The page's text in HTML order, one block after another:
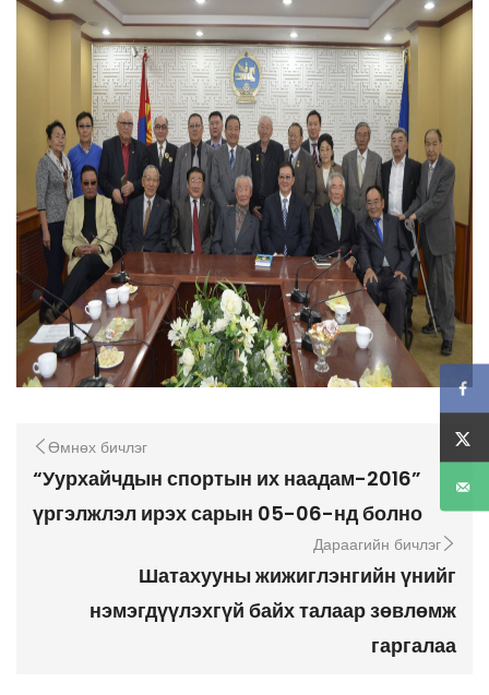
Өмнөх бичлэг
“Уурхайчдын спортын их наадам-2016”
үргэлжлэл ирэх сарын 05-06-нд болно
Дараагийн бичлэг
Шатахууны жижиглэнгийн үнийг
нэмэгдүүлэхгүй байх талаар зөвлөмж
гаргалаа